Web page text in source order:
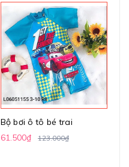
Bộ bơi ô tô bé trai
61.500₫
123.000₫